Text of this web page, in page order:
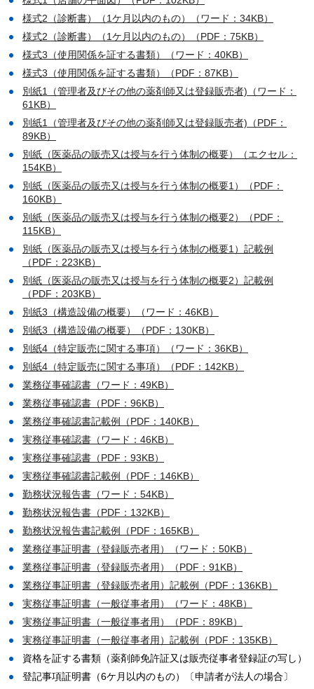
様式2（診断書）（1ケ月以内のもの）（ワード：34KB）
様式2（診断書）（1ケ月以内のもの）（PDF：75KB）
様式3（使用関係を証する書類）（ワード：40KB）
様式3（使用関係を証する書類）（PDF：87KB）
別紙1（管理者及びその他の薬剤師又は登録販売者)（ワード：
61KB）
別紙1（管理者及びその他の薬剤師又は登録販売者)（PDF：
89KB）
別紙（医薬品の販売又は授与を行う体制の概要）（エクセル：
154KB）
別紙（医薬品の販売又は授与を行う体制の概要1）（PDF：
160KB）
別紙（医薬品の販売又は授与を行う体制の概要2）（PDF：
115KB）
別紙（医薬品の販売又は授与を行う体制の概要1）記載例
（PDF：223KB）
別紙（医薬品の販売又は授与を行う体制の概要2）記載例
（PDF：203KB）
別紙3（構造設備の概要）（ワード：46KB）
別紙3（構造設備の概要）（PDF：130KB）
別紙4（特定販売に関する事項）（ワード：36KB）
別紙4（特定販売に関する事項）（PDF：142KB）
業務従事確認書（ワード：49KB）
業務従事確認書（PDF：96KB）
業務従事確認書記載例（PDF：140KB）
実務従事確認書（ワード：46KB）
実務従事確認書（PDF：93KB）
実務従事確認書記載例（PDF：146KB）
勤務状況報告書（ワード：54KB）
勤務状況報告書（PDF：132KB）
勤務状況報告書記載例（PDF：165KB）
業務従事証明書（登録販売者用）（ワード：50KB）
業務従事証明書（登録販売者用）（PDF：91KB）
業務従事証明書（登録販売者用）記載例（PDF：136KB）
実務従事証明書（一般従事者用）（ワード：48KB）
実務従事証明書（一般従事者用）（PDF：89KB）
実務従事証明書（一般従事者用）記載例（PDF：135KB）
資格を証する書類（薬剤師免許証又は販売従事者登録証の写し）
登記事項証明書（6ケ月以内のもの）〔申請者が法人の場合〕